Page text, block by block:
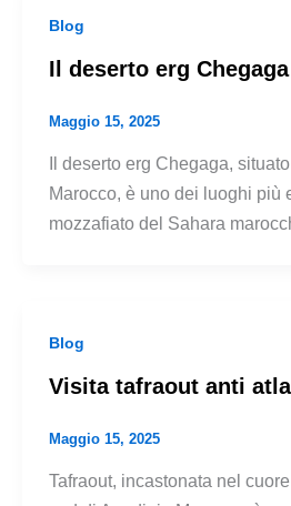
Blog
Il deserto erg Chegaga
Maggio 15, 2025
Il deserto erg Chegaga,
Marocco, è uno dei luoghi più
mozzafiato del Sahara
Blog
Visita tafraout anti
Maggio 15, 2025
Tafraout, incastonata nel